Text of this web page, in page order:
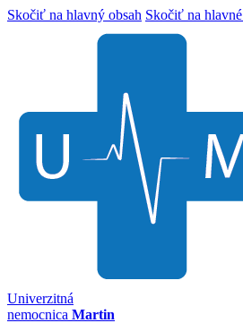
Skočiť na hlavný obsah Skočiť na
Univerzitná
nemocnica Martin